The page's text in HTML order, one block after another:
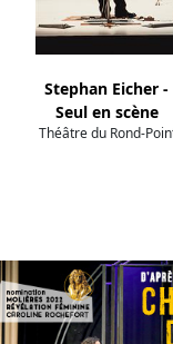
Stephan Eicher -
Seul en scène
Théâtre du Rond-